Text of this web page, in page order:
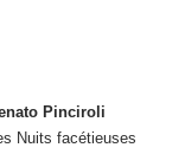
Pinciroli
Nuits facétieuses